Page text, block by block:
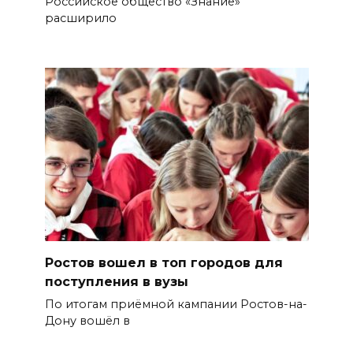
расширило
Ростов вошел в топ городов для
поступления в вузы
По итогам приёмной кампании Ростов-на-
Дону вошёл в